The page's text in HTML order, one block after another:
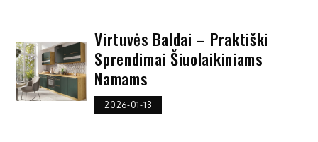
Virtuvės Baldai – Praktiški
Sprendimai Šiuolaikiniams
Namams
2026-01-13